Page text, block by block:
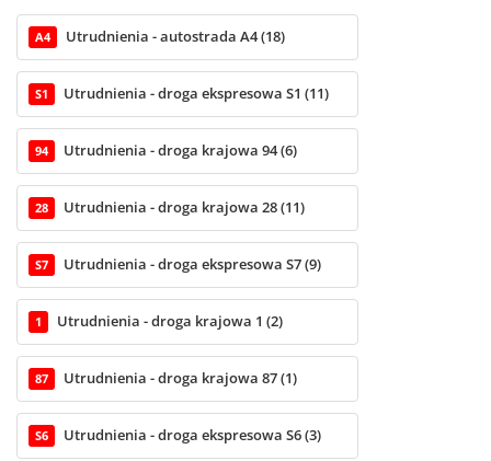
A4 Utrudnienia - autostrada A4 (18)
S1 Utrudnienia - droga ekspresowa S1 (11)
94 Utrudnienia - droga krajowa 94 (6)
28 Utrudnienia - droga krajowa 28 (11)
S7 Utrudnienia - droga ekspresowa S7 (9)
1 Utrudnienia - droga krajowa 1 (2)
87 Utrudnienia - droga krajowa 87 (1)
S6 Utrudnienia - droga ekspresowa S6 (3)